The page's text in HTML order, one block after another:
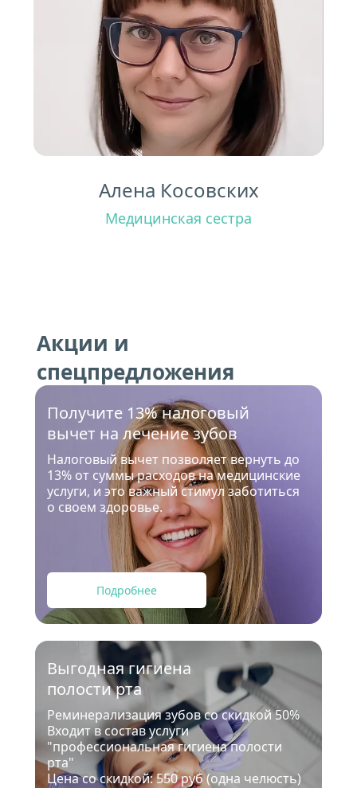
Алена Косовских
Медицинская сестра
Акции и
спецпредложения
Получите 13% налоговый
вычет на лечение зубов
Налоговый вычет позволяет вернуть до
13% от суммы расходов на медицинские
услуги, и это важный стимул заботиться
о своем здоровье.
Подробнее
Выгодная гигиена
полости рта
Реминерализация зубов со скидкой 50%
Входит в состав услуги
"профессиональная гигиена полости
рта"
Цена со скидкой: 550 руб (одна челюсть)